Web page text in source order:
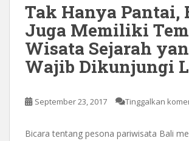
Tak Hanya Pantai,
Juga Memiliki
Wisata Sejarah
Wajib Dikunjungi
September 23, 2017 Tinggalkan
Bicara tentang pesona pariwisata Bali